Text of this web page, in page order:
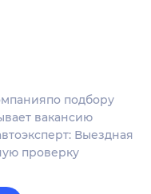
подбору
вакансию
Выездная
проверку